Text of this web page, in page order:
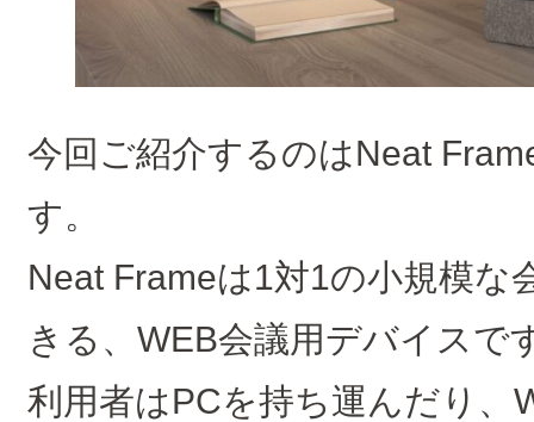
今回ご紹介するのはNeat
す。
Neat Frameは1対1の小規模な
きる、WEB会議用デバイスで
利用者はPCを持ち運んだり、